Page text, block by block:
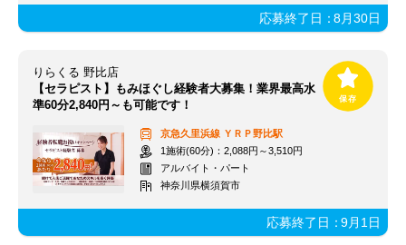
応募終了日：8月30日
りらくる 野比店
【セラピスト】もみほぐし経験者大募集！業界最高水
準60分2,840円～も可能です！
京急久里浜線 ＹＲＰ野比駅
1施術(60分)：2,088円～3,510円
アルバイト・パート
神奈川県横須賀市
応募終了日：9月1日